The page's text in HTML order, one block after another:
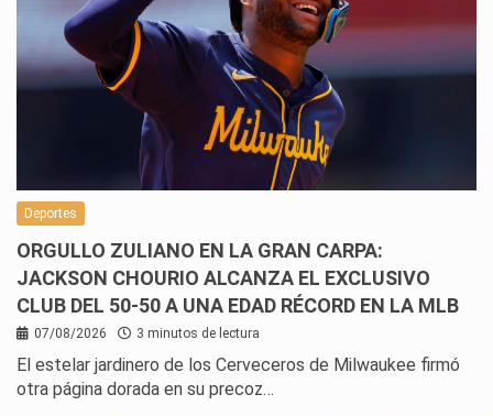
Deportes
ORGULLO ZULIANO EN LA GRAN CARPA:
JACKSON CHOURIO ALCANZA EL EXCLUSIVO
CLUB DEL 50-50 A UNA EDAD RÉCORD EN LA MLB
07/08/2026 3 minutos de lectura
El estelar jardinero de los Cerveceros de Milwaukee firmó
otra página dorada en su precoz…